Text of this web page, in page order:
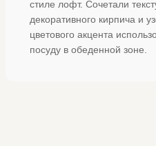
стиле лофт. Сочетали
декоративного кирпича и
цветового акцента
посуду в обеденной зоне.